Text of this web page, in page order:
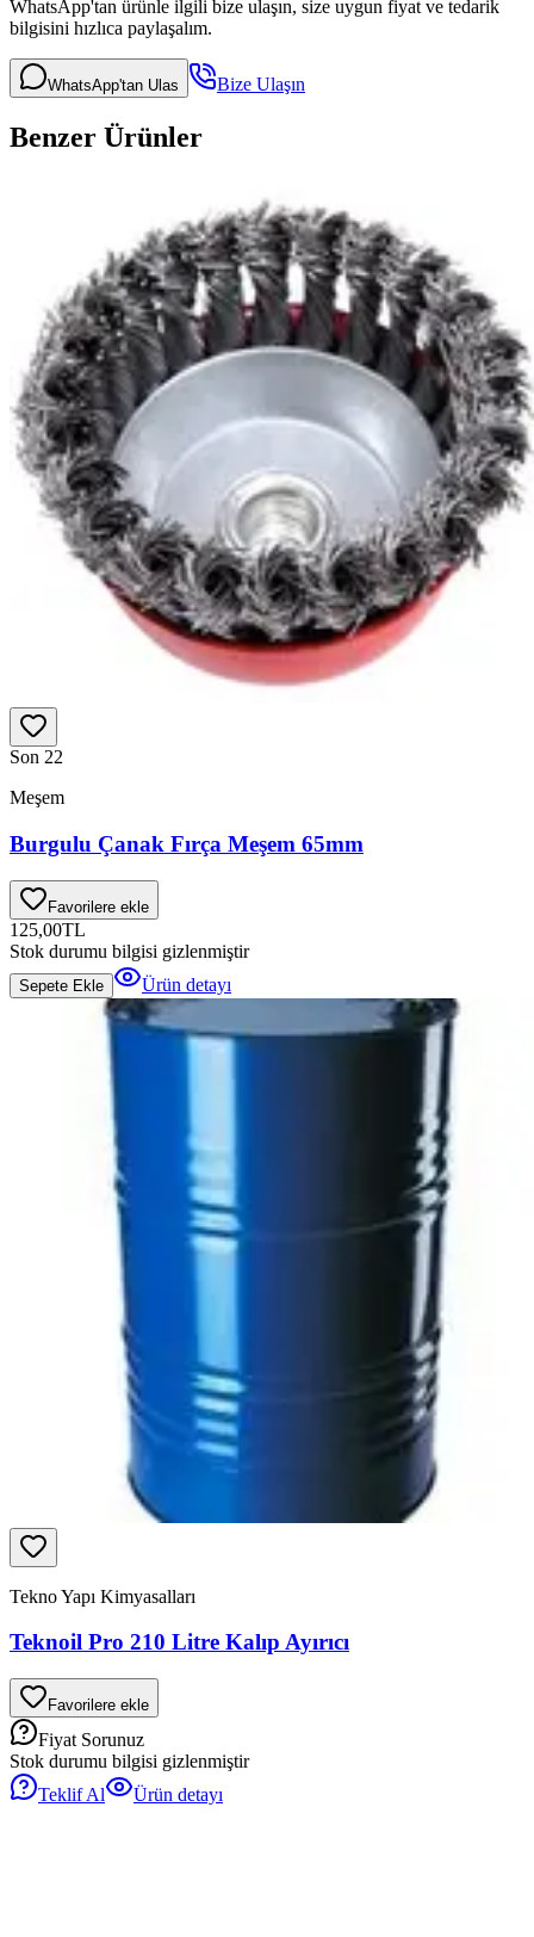
WhatsApp'tan ürünle ilgili bize ulaşın, size uygun fiyat ve tedarik
bilgisini hızlıca paylaşalım.
WhatsApp'tan Ulas Bize Ulaşın
Benzer Ürünler
Son 22
Meşem
Burgulu Çanak Fırça Meşem 65mm
Favorilere ekle
125,00TL
Stok durumu bilgisi gizlenmiştir
Sepete Ekle Ürün detayı
Tekno Yapı Kimyasalları
Teknoil Pro 210 Litre Kalıp Ayırıcı
Favorilere ekle
Fiyat Sorunuz
Stok durumu bilgisi gizlenmiştir
Teklif Al
Ürün detayı